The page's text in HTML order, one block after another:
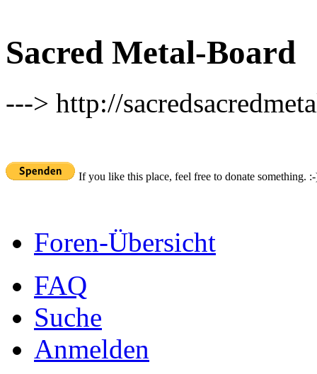
Sacred Metal-Board
---> http://
If you like this place, feel free to donate something.
Foren-Übersicht
FAQ
Suche
Anmelden